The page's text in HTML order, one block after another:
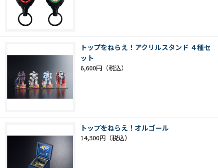
トップをねらえ！アクリルスタンド ４種セ
ット
6,600円
トップをねらえ！オルゴール
14,300円